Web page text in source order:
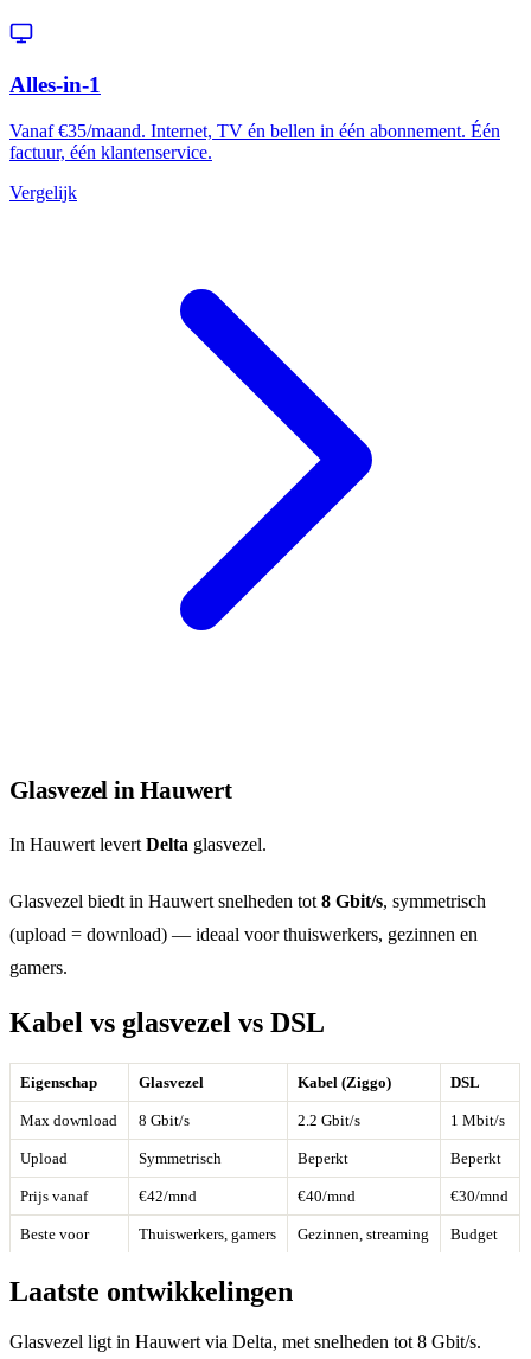
Alles-in-1
Vanaf €35/maand. Internet, TV én bellen in één abonnement. Één
factuur, één klantenservice.
Vergelijk
Glasvezel in Hauwert
In Hauwert levert Delta glasvezel.
Glasvezel biedt in Hauwert snelheden tot 8 Gbit/s, symmetrisch
(upload = download) — ideaal voor thuiswerkers, gezinnen en
gamers.
Kabel vs glasvezel vs DSL
Eigenschap Glasvezel Kabel (Ziggo) DSL
Max download 8 Gbit/s 2.2 Gbit/s 1 Mbit/s
Upload Symmetrisch Beperkt Beperkt
Prijs vanaf €42/mnd €40/mnd €30/mnd
Beste voor Thuiswerkers, gamers Gezinnen, streaming Budget
Laatste ontwikkelingen
Glasvezel ligt in Hauwert via Delta, met snelheden tot 8 Gbit/s.